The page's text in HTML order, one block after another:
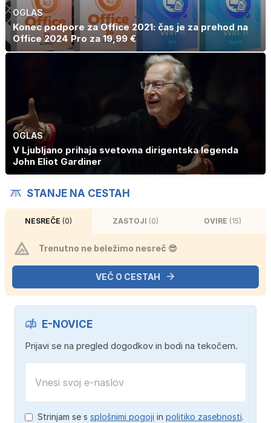
OGLAS
Konec podpore za Office 2021: čas je za prehod na
Office 2024 Pro za 19,99 €
OGLAS
V Ljubljano prihaja svetovna dirigentska legenda
John Eliot Gardiner
STANJE NA CESTAH
NESREČE (0) ZASTOJI (0) OVIRE (15)
Trenutno ne beležimo nesreč 😎
VEČ O CESTAH
E-NOVICE
Prijavi se na pregled dogodkov in bodi na tekočem.
Strinjam se s splošnimi pogoji in politiko zasebnosti.